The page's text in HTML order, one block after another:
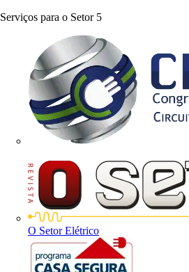
Serviços para o Setor 5
O Setor Elétrico